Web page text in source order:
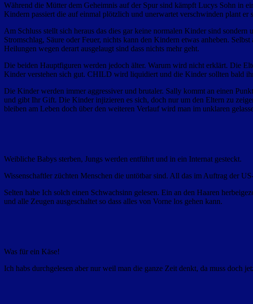
Während die Mütter dem Geheimnis auf der Spur sind kämpft Lucys Sohn in
Kindern passiert die auf einmal plötzlich und unerwartet verschwinden plant
Am Schluss stellt sich heraus das dies gar keine normalen Kinder sind
Stromschlag, Säure oder Feuer, nichts kann den Kindern etwas anheben.
Heilungen wegen derart ausgelaugt sind dass nichts mehr geht.
Die beiden Hauptfiguren werden jedoch älter. Warum wird nicht erklärt. Die
Kinder verstehen sich gut. CHILD wird liquidiert und die Kinder sollten bald
Die Kinder werden immer aggressiver und brutaler. Sally kommt an einen
und gibt Ihr Gift. Die Kinder injizieren es sich, doch nur um den Eltern zu
bleiben am Leben doch über den weiteren Verlauf wird man im unklaren
Weibliche Babys sterben, Jungs werden entführt und in ein Internat gesteckt.
Wissenschaftler züchten Menschen die untötbar sind. All das im Auftrag der
Selten habe Ich solch einen Schwachsinn gelesen. Ein an den Haaren
und alle Zeugen ausgeschaltet so dass alles von Vorne los gehen kann.
Was für ein Käse!
Ich habs durchgelesen aber nur weil man die ganze Zeit denkt, da muss doch